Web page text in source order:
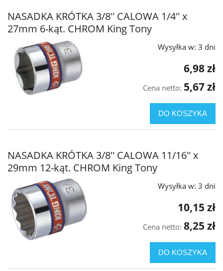
NASADKA KRÓTKA 3/8'' CALOWA 1/4'' x
27mm 6-kąt. CHROM King Tony
Wysyłka w: 3 dni
6,98 zł
Cena netto: 5,67 zł
DO KOSZYKA
NASADKA KRÓTKA 3/8'' CALOWA 11/16'' x
29mm 12-kąt. CHROM King Tony
Wysyłka w: 3 dni
10,15 zł
Cena netto: 8,25 zł
DO KOSZYKA